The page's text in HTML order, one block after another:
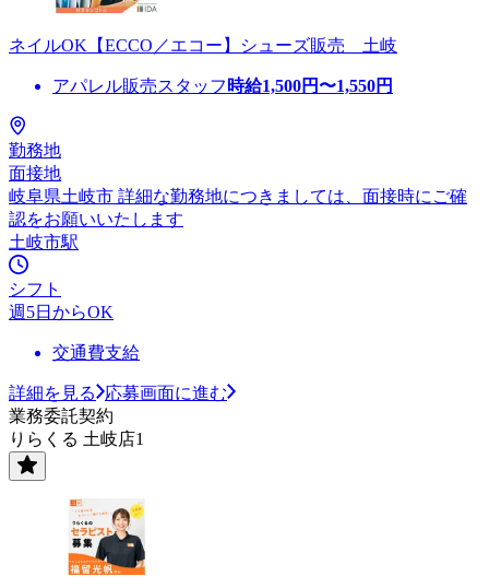
ネイルOK【ECCO／エコー】シューズ販売 土岐
アパレル販売スタッフ 時給1,500円〜1,550円
勤務地
面接地
岐阜県土岐市 詳細な勤務地につきましては、面接時にご確
認をお願いいたします
土岐市駅
シフト
週5日からOK
交通費支給
詳細を見る
応募画面に進む
業務委託契約
りらくる 土岐店1